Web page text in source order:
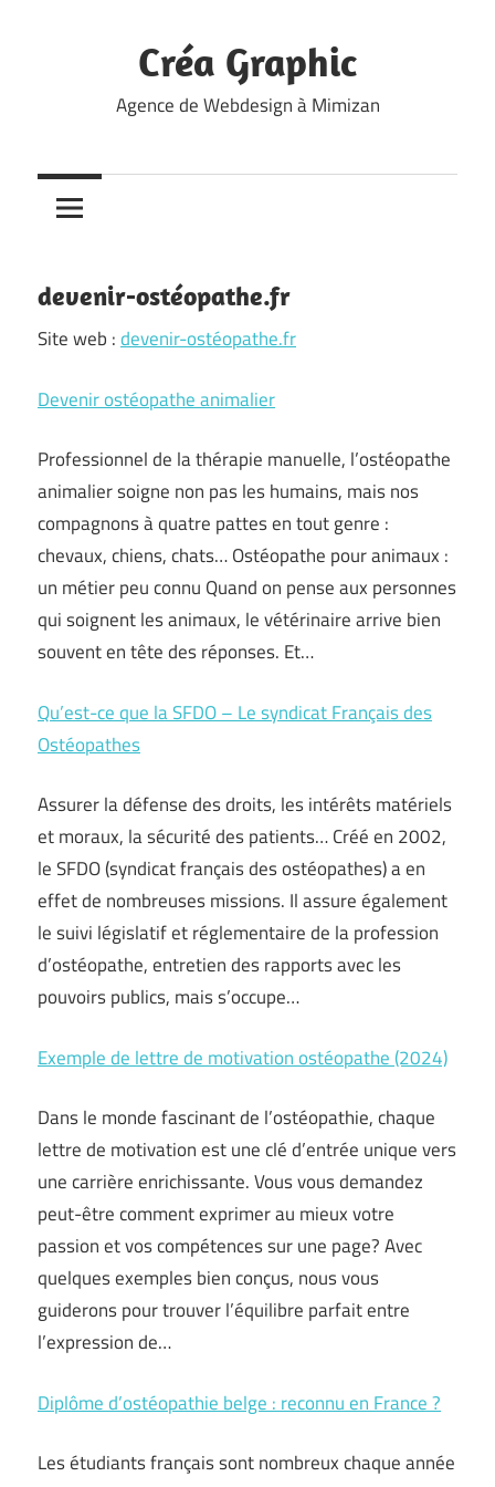
Créa Graphic
Agence de Webdesign à Mimizan
devenir-ostéopathe.fr
Site web :devenir-ostéopathe.fr
Devenir ostéopathe animalier
Professionnel de la thérapie manuelle, l’ostéopathe
animalier soigne non pas les humains, mais nos
compagnons à quatre pattes en tout genre :
chevaux, chiens, chats… Ostéopathe pour animaux :
un métier peu connu Quand on pense aux personnes
qui soignent les animaux, le vétérinaire arrive bien
souvent en tête des réponses. Et…
Qu’est-ce que la SFDO – Le syndicat Français des
Ostéopathes
Assurer la défense des droits, les intérêts matériels
et moraux, la sécurité des patients… Créé en 2002,
le SFDO (syndicat français des ostéopathes) a en
effet de nombreuses missions. Il assure également
le suivi législatif et réglementaire de la profession
d’ostéopathe, entretien des rapports avec les
pouvoirs publics, mais s’occupe…
Exemple de lettre de motivation ostéopathe (2024)
Dans le monde fascinant de l’ostéopathie, chaque
lettre de motivation est une clé d’entrée unique vers
une carrière enrichissante. Vous vous demandez
peut-être comment exprimer au mieux votre
passion et vos compétences sur une page? Avec
quelques exemples bien conçus, nous vous
guiderons pour trouver l’équilibre parfait entre
l’expression de…
Diplôme d’ostéopathie belge : reconnu en France ?
Les étudiants français sont nombreux chaque année